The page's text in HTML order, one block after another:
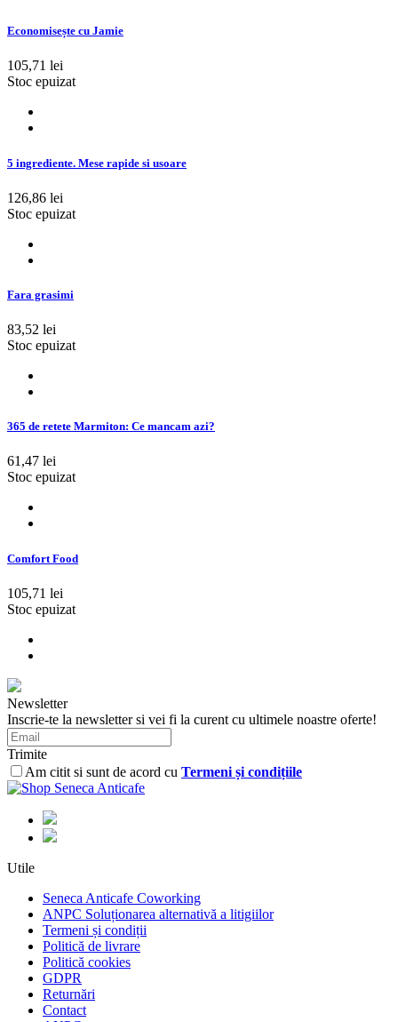
Economisește cu Jamie
105,71 lei
Stoc epuizat
5 ingrediente. Mese rapide si usoare
126,86 lei
Stoc epuizat
Fara grasimi
83,52 lei
Stoc epuizat
365 de retete Marmiton: Ce mancam azi?
61,47 lei
Stoc epuizat
Comfort Food
105,71 lei
Stoc epuizat
Newsletter
Inscrie-te la newsletter si vei fi la curent cu ultimele noastre oferte!
Trimite
Am citit si sunt de acord cu Termeni și condițiile
Utile
Seneca Anticafe Coworking
ANPC Soluționarea alternativă a litigiilor
Termeni și condiții
Politică de livrare
Politică cookies
GDPR
Returnări
Contact